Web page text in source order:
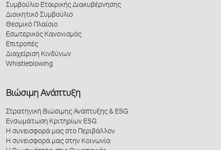
Συμβούλιο Εταιρικής Διακυβέρνησης
Διοικητικό Συμβούλιο
Θεσμικό Πλαίσιο
Εσωτερικός Κανονισμός
Επιτροπές
Διαχείριση Κινδύνων
Whistleblowing
Βιώσιμη Ανάπτυξη
Στρατηγική Βιώσιμης Ανάπτυξης & ESG
Ενσωμάτωση Κριτηρίων ESG
Η συνεισφορά μας στο Περιβάλλον
Η συνεισφορά μας στην Κοινωνία